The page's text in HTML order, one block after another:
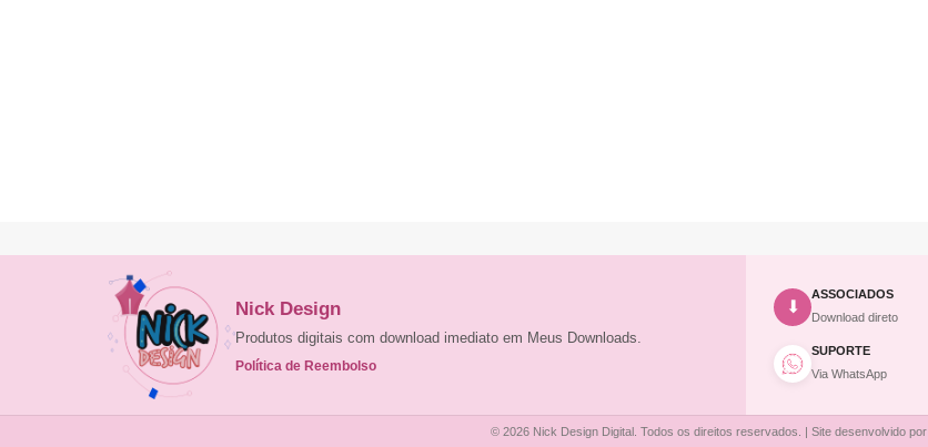
Nick Design
Produtos digitais com download imediato em Meus Downloads.
Política de Reembolso
⬇
ASSOCIADOS
Download direto
SUPORTE
Via WhatsApp
© 2026 Nick Design Digital. Todos os direitos reservados. | Site desenvolvido por